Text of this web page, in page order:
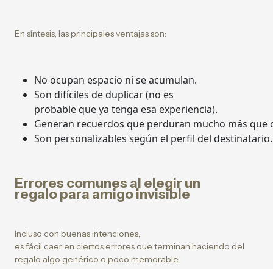
En síntesis, las principales ventajas son:
No ocupan espacio ni se acumulan.
Son difíciles de duplicar (no es
probable que ya tenga esa experiencia).
Generan recuerdos que perduran mucho más que
Son personalizables según el perfil del destinatario.
Errores comunes al elegir un
regalo para amigo invisible
Incluso con buenas intenciones,
es fácil caer en ciertos errores que terminan haciendo del
regalo algo genérico o poco memorable: